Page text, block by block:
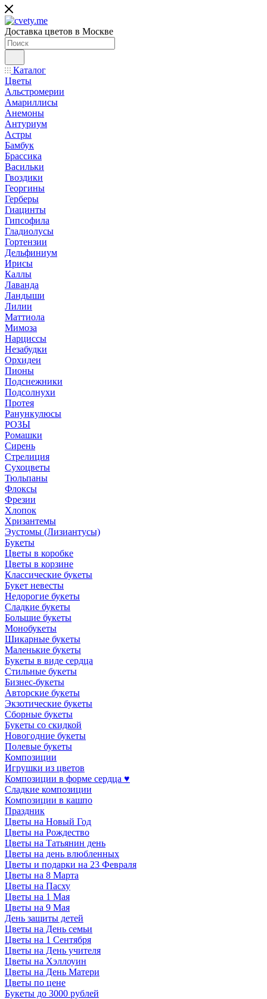
Доставка цветов в Москве
Каталог
Цветы
Альстромерии
Амариллисы
Анемоны
Антуриум
Астры
Бамбук
Брассика
Васильки
Гвоздики
Георгины
Герберы
Гиацинты
Гипсофила
Гладиолусы
Гортензии
Дельфиниум
Ирисы
Каллы
Лаванда
Ландыши
Лилии
Маттиола
Мимоза
Нарциссы
Незабудки
Орхидеи
Пионы
Подснежники
Подсолнухи
Протея
Ранункулюсы
РОЗЫ
Ромашки
Сирень
Стрелиция
Сухоцветы
Тюльпаны
Флоксы
Фрезии
Хлопок
Хризантемы
Эустомы (Лизиантусы)
Букеты
Цветы в коробке
Цветы в корзине
Классические букеты
Букет невесты
Недорогие букеты
Сладкие букеты
Большие букеты
Монобукеты
Шикарные букеты
Маленькие букеты
Букеты в виде сердца
Стильные букеты
Бизнес-букеты
Авторские букеты
Экзотические букеты
Сборные букеты
Букеты со скидкой
Новогодние букеты
Полевые букеты
Композиции
Игрушки из цветов
Композиции в форме сердца ♥
Сладкие композиции
Композиции в кашпо
Праздник
Цветы на Новый Год
Цветы на Рождество
Цветы на Татьянин день
Цветы на день влюбленных
Цветы и подарки на 23 Февраля
Цветы на 8 Марта
Цветы на Пасху
Цветы на 1 Мая
Цветы на 9 Мая
День защиты детей
Цветы на День семьи
Цветы на 1 Сентября
Цветы на День учителя
Цветы на Хэллоуин
Цветы на День Матери
Цветы по цене
Букеты до 3000 рублей